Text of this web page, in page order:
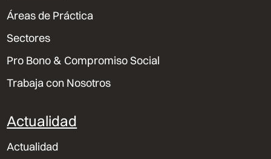
Áreas de Práctica
Sectores
Pro Bono & Compromiso Social
Trabaja con Nosotros
Actualidad
Actualidad